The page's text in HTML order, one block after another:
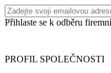
Přihlaste se k odběru
PROFIL SPOLEČNOSTI